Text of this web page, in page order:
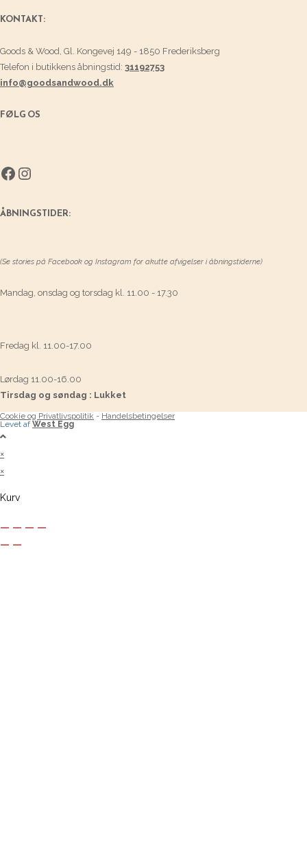
KONTAKT:
Goods & Wood, Gl. Kongevej 149 - 1850 Frederiksberg
Telefon i butikkens åbningstid: 31192753
info@goodsandwood.dk
FØLG OS
Facebook
Instagram
ÅBNINGSTIDER:
(Se stories på Facebook og Instagram for akutte afvigelser i åbningstiderne)
Mandag, onsdag og torsdag kl. 11.00 - 17.30
Fredag kl. 11.00-17.00
Lørdag 11.00-16.00
Tirsdag og søndag : Lukket
Cookie og Privatlivspolitik - Handelsbetingelser
Levet af West Egg
×
×
Kurv